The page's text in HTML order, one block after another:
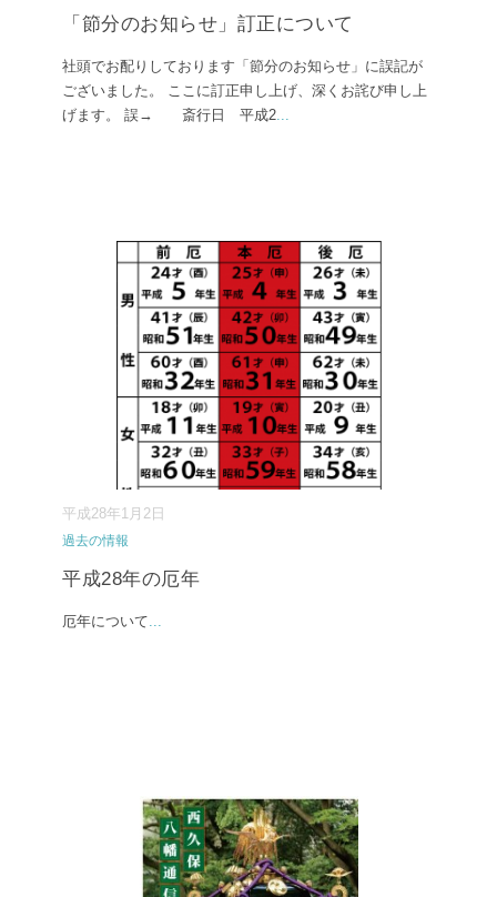
「節分のお知らせ」訂正について
社頭でお配りしております「節分のお知らせ」に誤記が
ございました。 ここに訂正申し上げ、深くお詫び申し上
げます。 誤→ 斎行日 平成2...
平成28年1月2日
過去の情報
平成28年の厄年
厄年について...